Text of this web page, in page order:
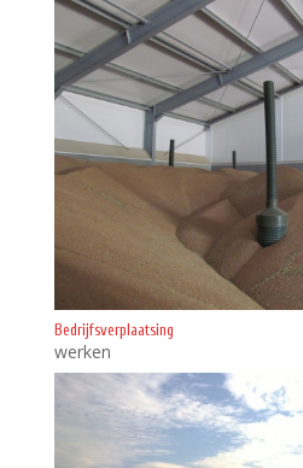
Bedrijfsverplaatsing
werken